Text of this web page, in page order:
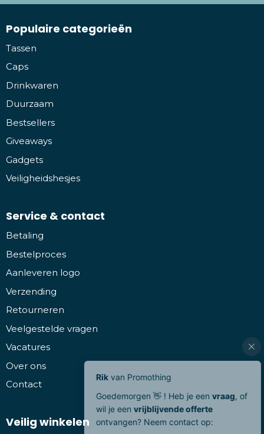
Populaire categorieën
Tassen
Caps
Drinkwaren
Duurzaam
Bestsellers
Giveaways
Gadgets
Veiligheidshesjes
Service & contact
Betaling
Bestelproces
Aanleveren logo
Verzending
Retourneren
Veelgestelde vragen
Vacatures
Over ons
Contact
Veilig winkelen